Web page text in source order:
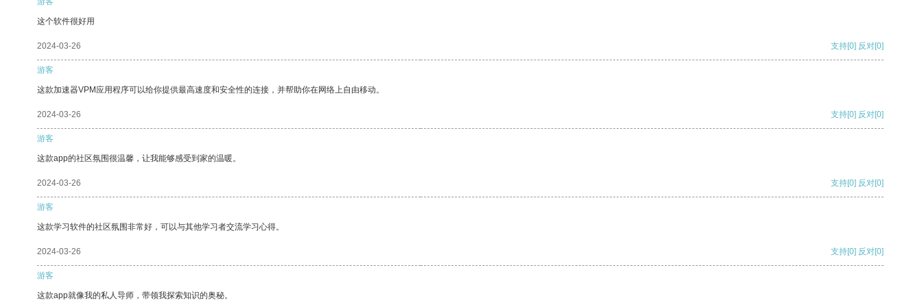
这个软件很好用
2024-03-26 支持[0] 反对[0]
游客
这款加速器VPM应用程序可以给你提供最高速度和安全性的连接，并帮助你在网络上自由移动。
2024-03-26 支持[0] 反对[0]
游客
这款app的社区氛围很温馨，让我能够感受到家的温暖。
2024-03-26 支持[0] 反对[0]
游客
这款学习软件的社区氛围非常好，可以与其他学习者交流学习心得。
2024-03-26 支持[0] 反对[0]
游客
这款app就像我的私人导师，带领我探索知识的奥秘。